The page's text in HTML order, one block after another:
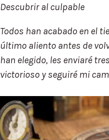
Descubrir al culpable
Todos han acabado en el
último aliento antes de
han elegido, les enviaré
victorioso y seguiré mi